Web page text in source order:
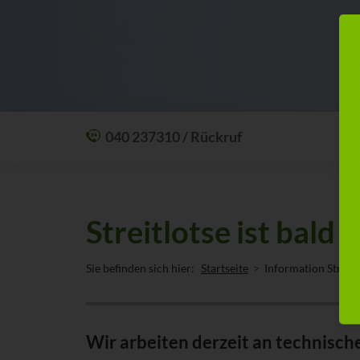
040 237310 / Rückruf
anrufen:Rückrufservice
Streitlotse ist bald
Sie befinden sich hier: Startseite Information
Wir arbeiten derzeit an